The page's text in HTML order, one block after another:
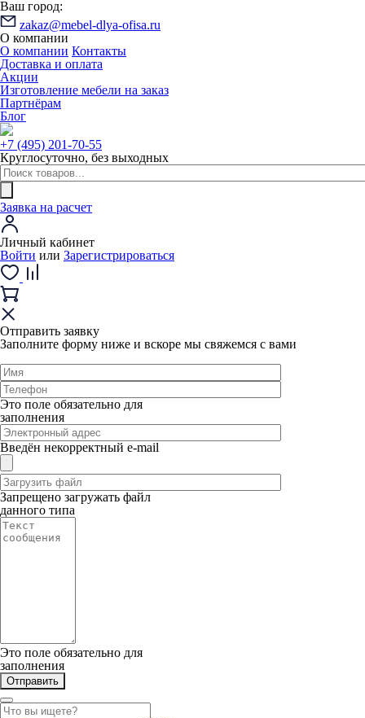
Ваш город:
zakaz@mebel-dlya-ofisa.ru
О компании
О компании Контакты
Доставка и оплата
Акции
Изготовление мебели на заказ
Партнёрам
Блог
+7 (495) 201-70-55
Круглосуточно, без выходных
Заявка на расчет
Личный кабинет
Войти или Зарегистрироваться
Отправить заявку
Заполните форму ниже и вскоре мы свяжемся с вами
Это поле обязательно для
заполнения
Введён некорректный e-mail
Запрещено загружать файл
данного типа
Это поле обязательно для
заполнения